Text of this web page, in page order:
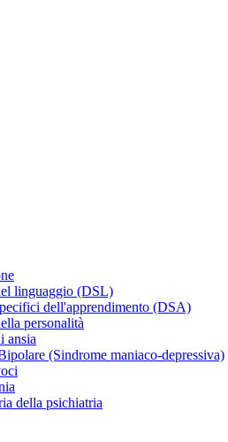
linguaggio (DSL)
dell'apprendimento (DSA)
personalità
ansia
(Sindrome maniaco-depressiva)
della psichiatria